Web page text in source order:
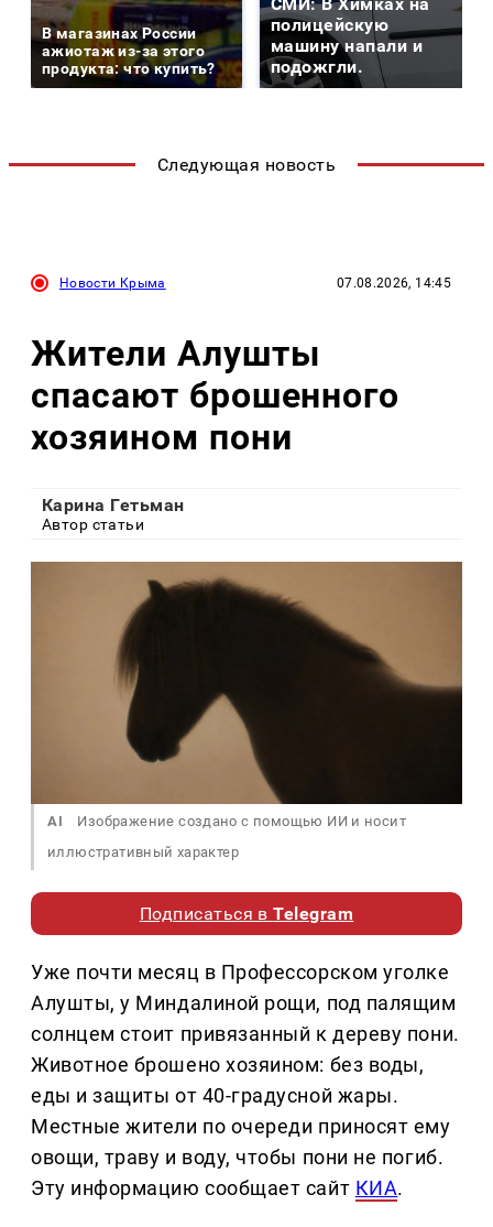
В магазинах России
ажиотаж из-за этого
продукта: что купить?
СМИ: В Химках на
полицейскую
машину напали и
подожгли.
Следующая новость
Новости Крыма 07.08.2026, 14:45
Жители Алушты
спасают брошенного
хозяином пони
Карина Гетьман
Автор статьи
AI
Изображение создано с помощью ИИ и носит
иллюстративный характер
Подписаться вTelegram
Уже почти месяц в Профессорском уголке
Алушты, у Миндалиной рощи, под палящим
солнцем стоит привязанный к дереву пони.
Животное брошено хозяином: без воды,
еды и защиты от 40-градусной жары.
Местные жители по очереди приносят ему
овощи, траву и воду, чтобы пони не погиб.
Эту информацию сообщает сайт КИА.